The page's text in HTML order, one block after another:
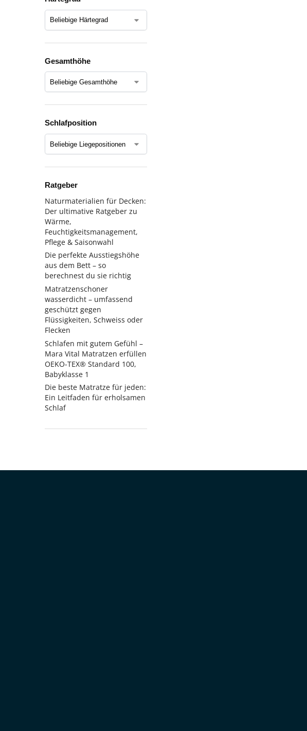
Gesamthöhe
Schlafposition
Ratgeber
Naturmaterialien für Decken:
Der ultimative Ratgeber zu
Wärme,
Feuchtigkeitsmanagement,
Pflege & Saisonwahl
Die perfekte Ausstiegshöhe
aus dem Bett – so
berechnest du sie richtig
Matratzenschoner
wasserdicht – umfassend
geschützt gegen
Flüssigkeiten, Schweiss oder
Flecken
Schlafen mit gutem Gefühl –
Mara Vital Matratzen erfüllen
OEKO-TEX® Standard 100,
Babyklasse 1
Die beste Matratze für jeden:
Ein Leitfaden für erholsamen
Schlaf